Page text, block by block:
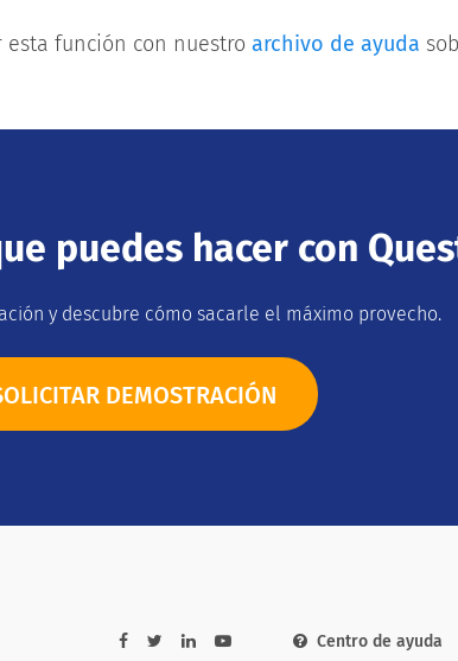
esta función con nuestro archivo de ayuda
puedes hacer con
y descubre cómo sacarle el máximo provecho.
DEMOSTRACIÓN
Centro de ayuda